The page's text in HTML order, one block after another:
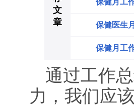
文
章
保健月工
保健医生
保健月工
通过工作
力，我们应